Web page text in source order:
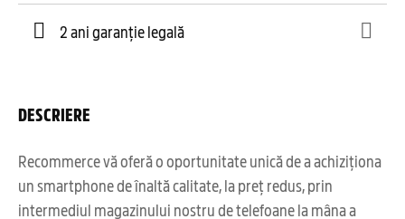
2 ani garanție legală
DESCRIERE
Recommerce vă oferă o oportunitate unică de a achiziționa
un smartphone de înaltă calitate, la preț redus, prin
intermediul magazinului nostru de telefoane la mâna a